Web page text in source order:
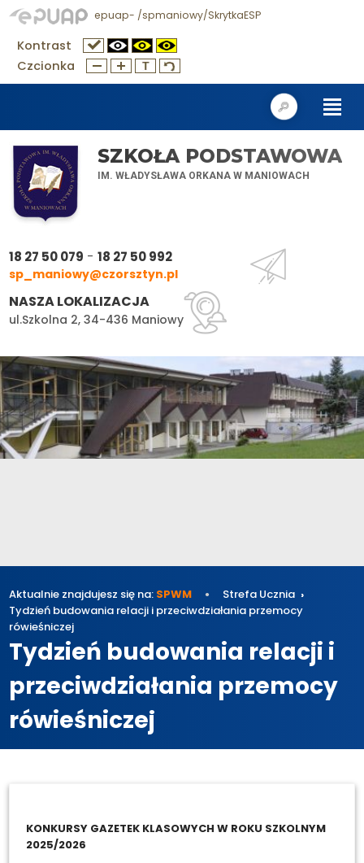
epuap- /spmaniowy/SkrytkaESP
Kontrast
Czcionka
SZKOŁA PODSTAWOWA
IM. WŁADYSŁAWA ORKANA W MANIOWACH
18 27 50 079 -18 27 50 992
sp_maniowy@czorsztyn.pl
NASZA LOKALIZACJA
ul.Szkolna 2, 34-436 Maniowy
Aktualnie znajdujesz się na: SPWM
Strefa Ucznia
Tydzień budowania relacji i przeciwdziałania przemocy
rówieśniczej
Tydzień budowania relacji i
przeciwdziałania przemocy
rówieśniczej
KONKURSY GAZETEK KLASOWYCH W ROKU SZKOLNYM
2025/2026